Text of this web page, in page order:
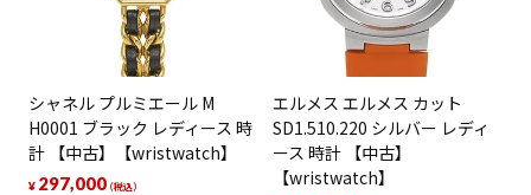
シャネル プルミエール M
H0001 ブラック レディース 時
計 【中古】【wristwatch】
¥ 297,000（税込）
エルメス エルメス カット
SD1.510.220 シルバー レディ
ース 時計 【中古】
【wristwatch】